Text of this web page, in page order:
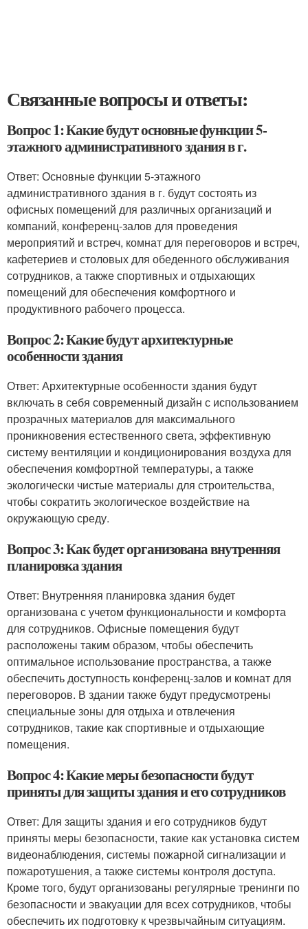
Связанные вопросы и ответы:
Вопрос 1: Какие будут основные функции 5-
этажного административного здания в г.
Ответ: Основные функции 5-этажного
административного здания в г. будут состоять из
офисных помещений для различных организаций и
компаний, конференц-залов для проведения
мероприятий и встреч, комнат для переговоров и встреч,
кафетериев и столовых для обеденного обслуживания
сотрудников, а также спортивных и отдыхающих
помещений для обеспечения комфортного и
продуктивного рабочего процесса.
Вопрос 2: Какие будут архитектурные
особенности здания
Ответ: Архитектурные особенности здания будут
включать в себя современный дизайн с использованием
прозрачных материалов для максимального
проникновения естественного света, эффективную
систему вентиляции и кондиционирования воздуха для
обеспечения комфортной температуры, а также
экологически чистые материалы для строительства,
чтобы сократить экологическое воздействие на
окружающую среду.
Вопрос 3: Как будет организована внутренняя
планировка здания
Ответ: Внутренняя планировка здания будет
организована с учетом функциональности и комфорта
для сотрудников. Офисные помещения будут
расположены таким образом, чтобы обеспечить
оптимальное использование пространства, а также
обеспечить доступность конференц-залов и комнат для
переговоров. В здании также будут предусмотрены
специальные зоны для отдыха и отвлечения
сотрудников, такие как спортивные и отдыхающие
помещения.
Вопрос 4: Какие меры безопасности будут
приняты для защиты здания и его сотрудников
Ответ: Для защиты здания и его сотрудников будут
приняты меры безопасности, такие как установка систем
видеонаблюдения, системы пожарной сигнализации и
пожаротушения, а также системы контроля доступа.
Кроме того, будут организованы регулярные тренинги по
безопасности и эвакуации для всех сотрудников, чтобы
обеспечить их подготовку к чрезвычайным ситуациям.